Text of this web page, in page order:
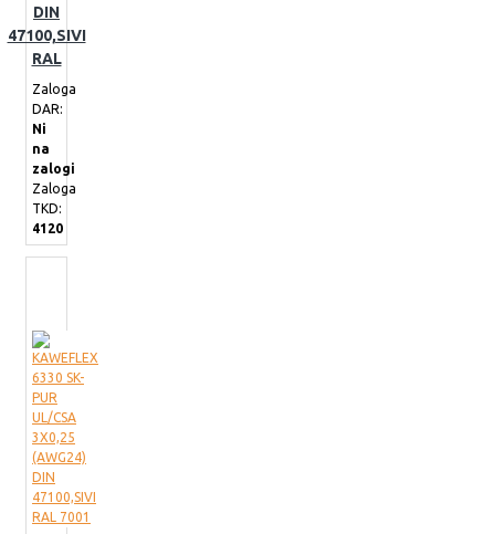
DIN
47100,SIVI
RAL
Zaloga
DAR:
Ni
na
zalogi
Zaloga
TKD:
4120